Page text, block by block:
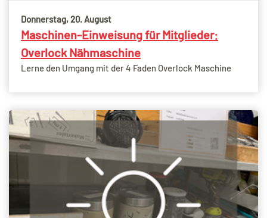
Donnerstag, 20. August
Maschinen-Einweisung für Mitglieder:
Overlock Nähmaschine
Lerne den Umgang mit der 4 Faden Overlock Maschine